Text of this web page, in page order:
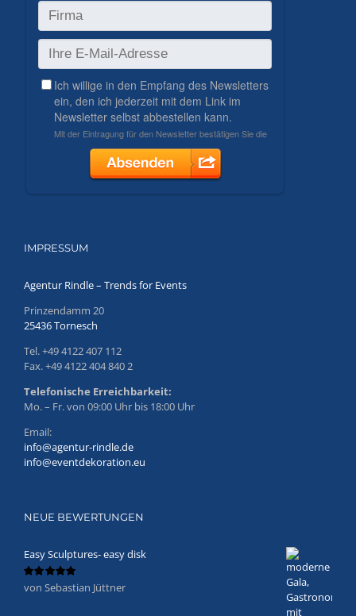
IMPRESSUM
Agentur Rindle – Trends for Events
Prinzendamm 20
25436 Tornesch
Tel. +49 4122 407 112
Fax. +49 4122 404 840 2
Telefonische Erreichbarkeit:
Mo. – Fr. von 09:00 Uhr bis 18:00 Uhr
Email:
info@agentur-rindle.de
info@eventdekoration.eu
NEUE BEWERTUNGEN
Easy Sculptures- easy disk
Bewertet
von Sebastian Jüttner